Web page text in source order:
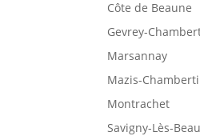
Côte de Beaune
Gevrey-
Marsannay
Mazis-
Montrachet
Savigny-Lès-